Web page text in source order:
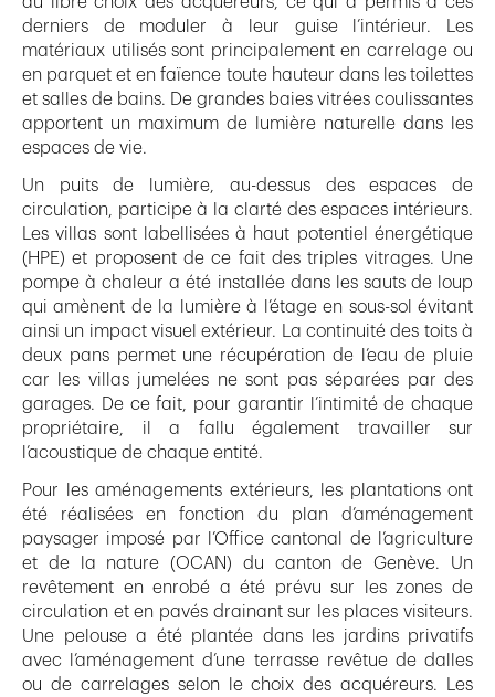
derniers de moduler à leur guise l’intérieur. Les
matériaux utilisés sont principalement en carrelage ou
en parquet et en faïence toute hauteur dans les toilettes
et salles de bains. De grandes baies vitrées coulissantes
apportent un maximum de lumière naturelle dans les
espaces de vie.
Un puits de lumière, au-dessus des espaces de
circulation, participe à la clarté des espaces intérieurs.
Les villas sont labellisées à haut potentiel énergétique
(HPE) et proposent de ce fait des triples vitrages. Une
pompe à chaleur a été installée dans les sauts de loup
qui amènent de la lumière à l’étage en sous-sol évitant
ainsi un impact visuel extérieur. La continuité des toits à
deux pans permet une récupération de l’eau de pluie
car les villas jumelées ne sont pas séparées par des
garages. De ce fait, pour garantir l’intimité de chaque
propriétaire, il a fallu également travailler sur
l’acoustique de chaque entité.
Pour les aménagements extérieurs, les plantations ont
été réalisées en fonction du plan d’aménagement
paysager imposé par l’Office cantonal de l’agriculture
et de la nature (OCAN) du canton de Genève. Un
revêtement en enrobé a été prévu sur les zones de
circulation et en pavés drainant sur les places visiteurs.
Une pelouse a été plantée dans les jardins privatifs
avec l’aménagement d’une terrasse revêtue de dalles
ou de carrelages selon le choix des acquéreurs. Les